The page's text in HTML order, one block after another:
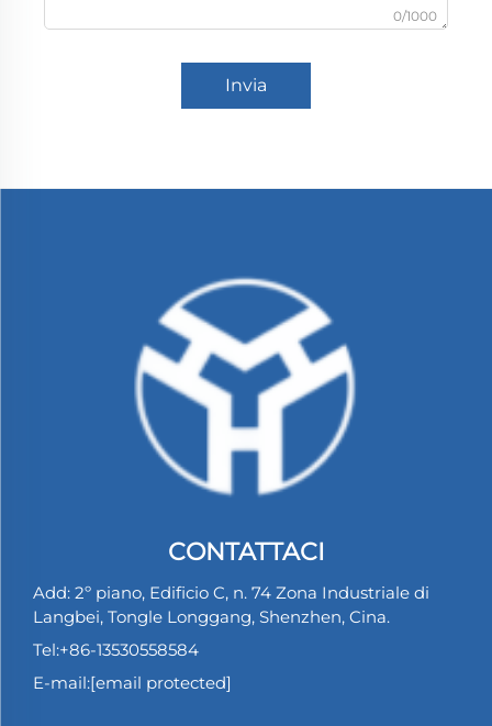
0/1000
Invia
CONTATTACI
Add: 2º piano, Edificio C, n. 74 Zona Industriale di
Langbei, Tongle Longgang, Shenzhen, Cina.
Tel:+86-13530558584
E-mail:[email protected]